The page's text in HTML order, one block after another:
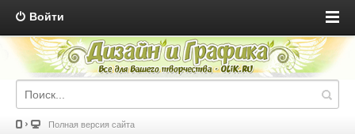
Войти
Полная версия сайта